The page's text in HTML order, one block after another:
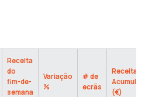
Receita
do
fim-de-
semana
Variação
%
# de
ecrãs
Receita
(€)